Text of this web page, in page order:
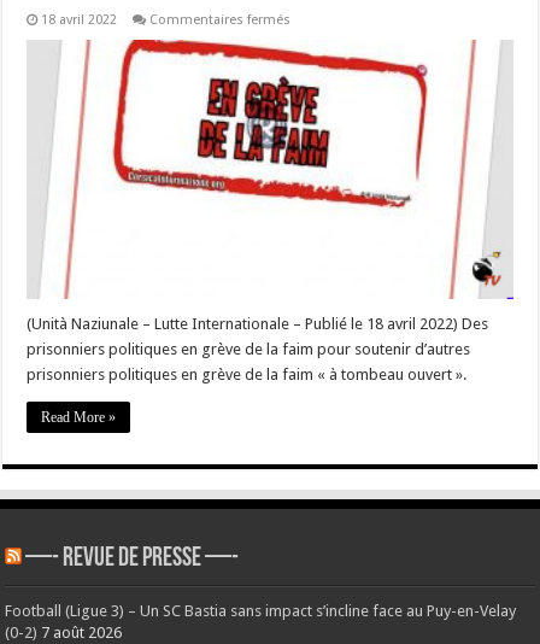
18 avril 2022 Commentaires fermés
aux
prisonniers
politiques
en
grève
de
la
faim
les
prisons
(Unità Naziunale – Lutte Internationale – Publié le 18 avril 2022) Des
prisonniers politiques en grève de la faim pour soutenir d’autres
prisonniers politiques en grève de la faim « à tombeau ouvert ».
Read More »
—- REVUE DE PRESSE —-
Football (Ligue 3) – Un SC Bastia sans impact s’incline face au Puy-en-Velay
(0-2) 7 août 2026